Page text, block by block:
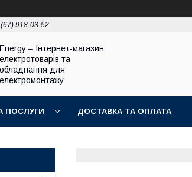
918-03-52
Energy – Інтернет-магазин
електротоварів та
обладнання для
електромонтажу
ПОСЛУГИ ДОСТАВКА ТА ОПЛАТА